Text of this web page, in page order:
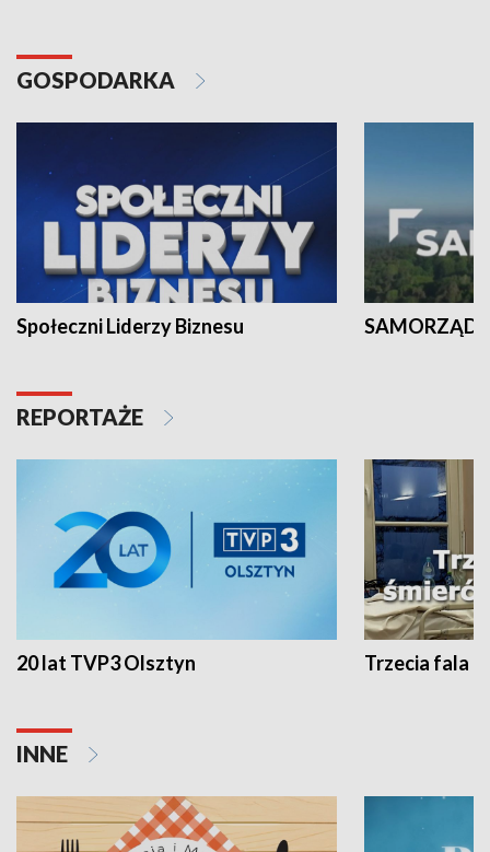
GOSPODARKA
Społeczni Liderzy Biznesu SAMORZĄD
REPORTAŻE
20 lat TVP3 Olsztyn Trzecia fala -
INNE